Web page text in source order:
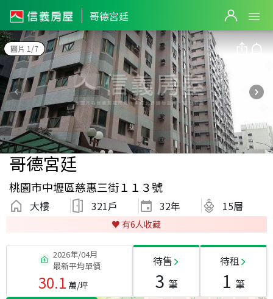
哥德宮廷
圖片 1/7
哥德宮廷
桃園市中壢區慈惠三街１１３號
大樓 321戶 32年 15層
♥️ 有6人收藏
2026年/04月
最新平均單價
30.1 萬/坪
待售
3 筆
待租
1 筆